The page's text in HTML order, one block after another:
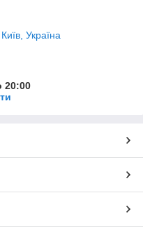
Україна
20:00